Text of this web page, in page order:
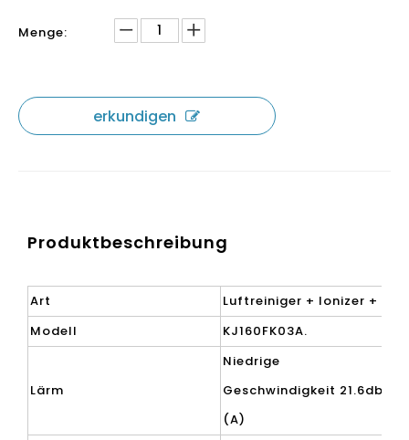
Menge:
erkundigen
Produktbeschreibung
Art
Luftreiniger + Ionizer +
Modell
KJ160FK03A.
Lärm
Niedrige
Geschwindigkeit 21.6db
(A)